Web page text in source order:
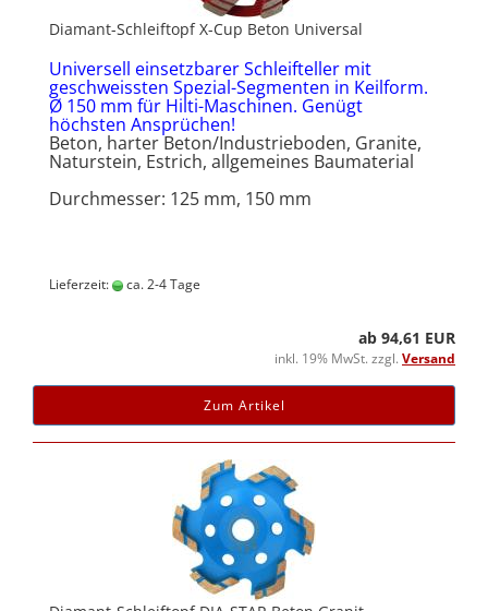
Diamant-Schleiftopf X-Cup Beton Universal
Universell einsetzbarer Schleifteller mit
geschweissten Spezial-Segmenten in Keilform.
Ø 150 mm für Hilti-Maschinen. Genügt
höchsten Ansprüchen!
Beton, harter Beton/Industrieboden, Granite,
Naturstein, Estrich, allgemeines Baumaterial
Durchmesser: 125 mm, 150 mm
Lieferzeit: ca. 2-4 Tage
ab 94,61 EUR
inkl. 19% MwSt. zzgl. Versand
Zum Artikel